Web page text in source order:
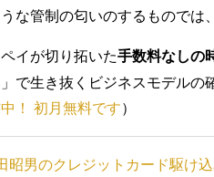
な管制の匂いのするものでは
イが切り拓いた手数料なしの
で生き抜くビジネスモデルの
！ 初月無料です）
昭男のクレジットカード駆け